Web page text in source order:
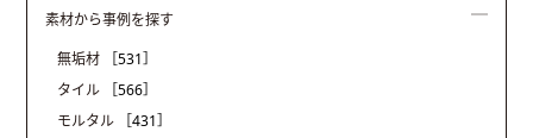
素材から事例を探す
無垢材
［531］
タイル
［566］
モルタル
［431］